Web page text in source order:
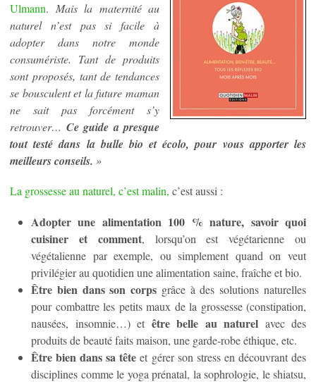
Ulmann. Mais la maternité au
naturel n’est pas si facile à
adopter dans notre monde
consumériste. Tant de produits
sont proposés, tant de tendances
se bousculent et la future maman
ne sait pas forcément s’y
retrouver… Ce guide a presque
tout testé dans la bulle bio et écolo, pour vous apporter les
meilleurs conseils. »
La grossesse au naturel, c’est malin, c’est aussi :
Adopter une alimentation 100 % nature, savoir quoi
cuisiner et comment, lorsqu’on est végétarienne ou
végétalienne par exemple, ou simplement quand on veut
privilégier au quotidien une alimentation saine, fraîche et bio.
Être bien dans son corps grâce à des solutions naturelles
pour combattre les petits maux de la grossesse (constipation,
nausées, insomnie…) et être belle au naturel avec des
produits de beauté faits maison, une garde-robe éthique, etc.
Être bien dans sa tête et gérer son stress en découvrant des
disciplines comme le yoga prénatal, la sophrologie, le shiatsu,